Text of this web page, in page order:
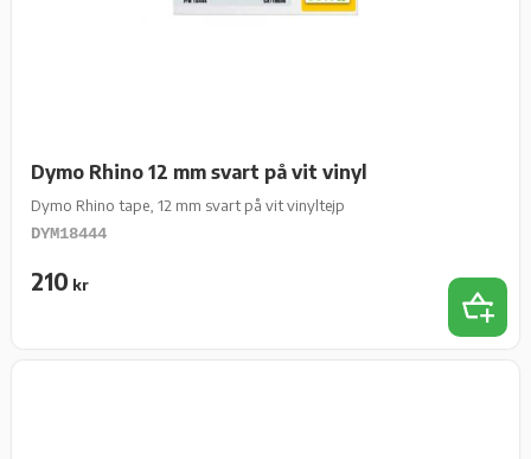
Dymo Rhino 12 mm svart på vit vinyl
Dymo Rhino tape, 12 mm svart på vit vinyltejp
DYM18444
210 kr